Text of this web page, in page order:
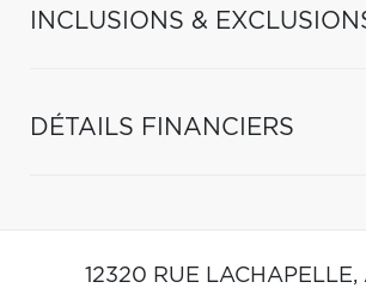
INCLUSIONS &
DÉTAILS FINANCIERS
12320 RUE LACHAPELLE,